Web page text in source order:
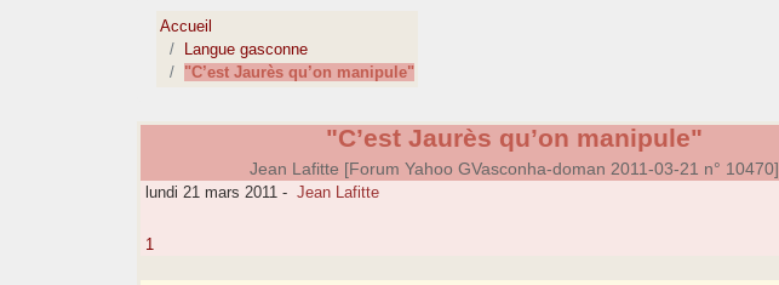
Accueil
Langue gasconne
"C’est Jaurès qu’on manipule"
"C’est Jaurès qu’on manipule"
Jean Lafitte [Forum Yahoo GVasconha-doman 2011-03-21 n° 10470]
lundi 21 mars 2011 - Jean Lafitte
1